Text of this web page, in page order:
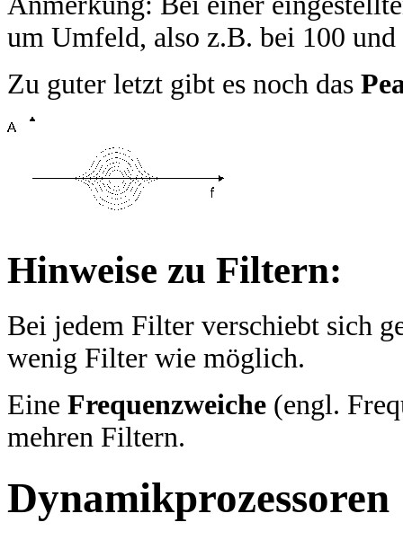
um Umfeld, also z.B. bei 100
Zu guter letzt gibt es noch das
Hinweise zu Filtern:
Bei jedem Filter verschiebt sich
wenig Filter wie möglich.
Eine Frequenzweiche (engl.
mehren Filtern.
Dynamikprozessoren